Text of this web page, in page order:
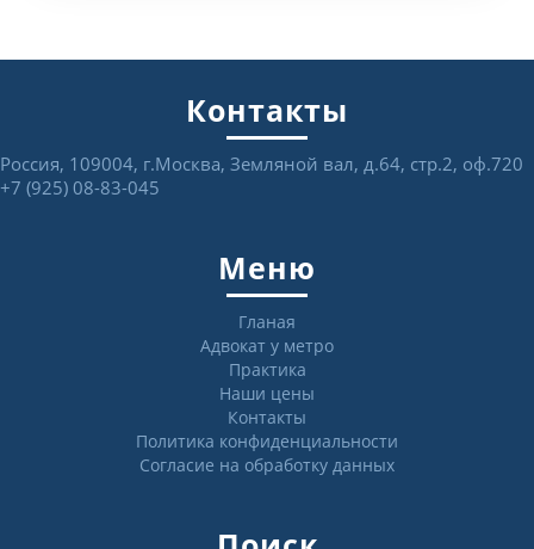
Контакты
Россия, 109004, г.Москва, Земляной вал, д.64, стр.2, оф.720
+7 (925) 08-83-045
Меню
Гланая
Адвокат у метро
Практика
Наши цены
Контакты
Политика конфиденциальности
Согласие на обработку данных